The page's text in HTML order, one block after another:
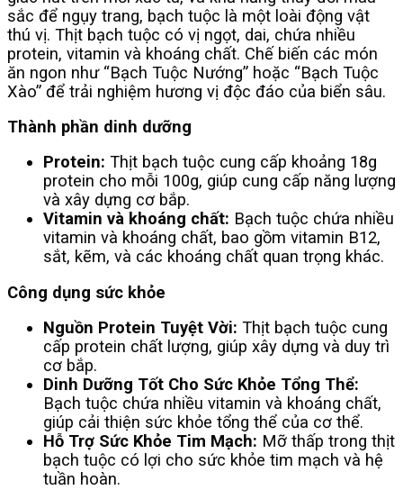
sắc để ngụy trang, bạch tuộc là một loài động vật
thú vị. Thịt bạch tuộc có vị ngọt, dai, chứa nhiều
protein, vitamin và khoáng chất. Chế biến các món
ăn ngon như “Bạch Tuộc Nướng” hoặc “Bạch Tuộc
Xào” để trải nghiệm hương vị độc đáo của biển sâu.
Thành phần dinh dưỡng
Protein: Thịt bạch tuộc cung cấp khoảng 18g
protein cho mỗi 100g, giúp cung cấp năng lượng
và xây dựng cơ bắp.
Vitamin và khoáng chất: Bạch tuộc chứa nhiều
vitamin và khoáng chất, bao gồm vitamin B12,
sắt, kẽm, và các khoáng chất quan trọng khác.
Công dụng sức khỏe
Nguồn Protein Tuyệt Vời: Thịt bạch tuộc cung
cấp protein chất lượng, giúp xây dựng và duy trì
cơ bắp.
Dinh Dưỡng Tốt Cho Sức Khỏe Tổng Thể:
Bạch tuộc chứa nhiều vitamin và khoáng chất,
giúp cải thiện sức khỏe tổng thể của cơ thể.
Hỗ Trợ Sức Khỏe Tim Mạch: Mỡ thấp trong thịt
bạch tuộc có lợi cho sức khỏe tim mạch và hệ
tuần hoàn.